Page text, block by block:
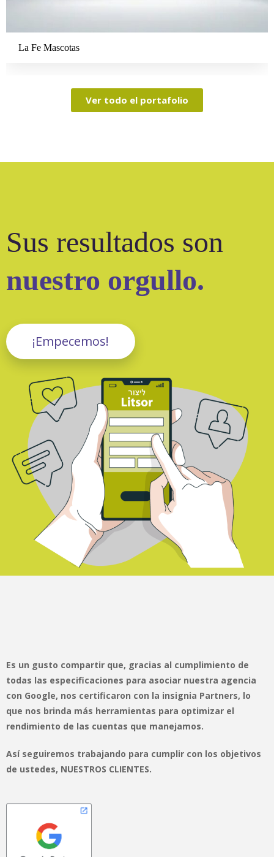
La Fe Mascotas
Ver todo el portafolio
Sus resultados son
nuestro orgullo.
¡Empecemos!
Es un gusto compartir que, gracias al cumplimiento de
todas las especificaciones para asociar nuestra agencia
con Google, nos certificaron con la insignia Partners, lo
que nos brinda más herramientas para optimizar el
rendimiento de las cuentas que manejamos.
Así seguiremos trabajando para cumplir con los objetivos
de ustedes, NUESTROS CLIENTES.